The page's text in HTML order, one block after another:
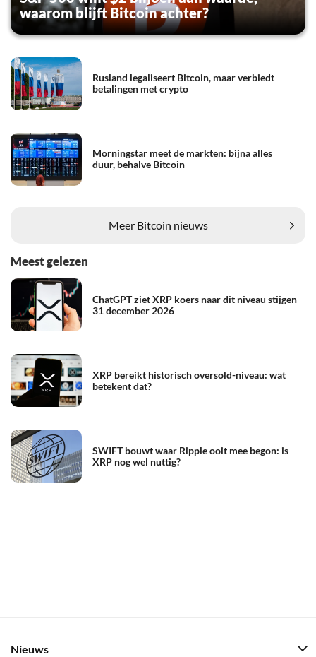
waarom blijft Bitcoin achter?
Rusland legaliseert Bitcoin, maar verbiedt
betalingen met crypto
Morningstar meet de markten: bijna alles
duur, behalve Bitcoin
Meer Bitcoin nieuws
Meest gelezen
ChatGPT ziet XRP koers naar dit niveau stijgen
31 december 2026
XRP bereikt historisch oversold-niveau: wat
betekent dat?
SWIFT bouwt waar Ripple ooit mee begon: is
XRP nog wel nuttig?
Nieuws